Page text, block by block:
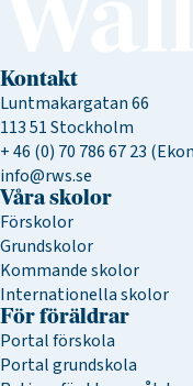
Kontakt
Luntmakargatan 66
113 51 Stockholm
+ 46 (0) 70 786 67 23
info@rws.se
Våra skolor
Förskolor
Grundskolor
Kommande skolor
Internationella skolor
För föräldrar
Portal förskola
Portal grundskola